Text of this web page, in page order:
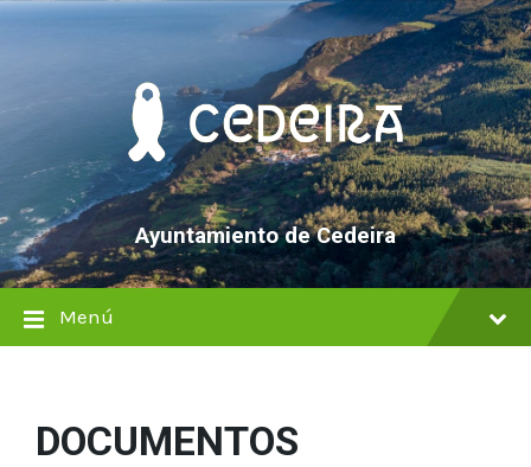
saltar
Saltar
Saltar
Ayuntamiento de Cedeira
Menú
DOCUMENTOS